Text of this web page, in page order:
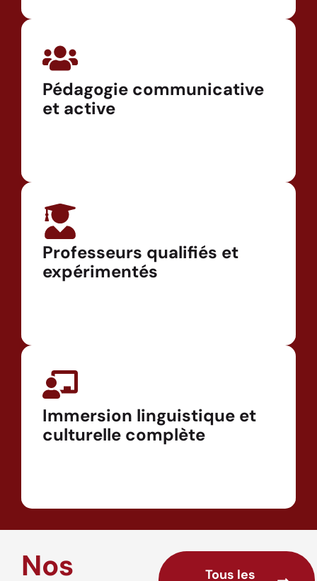
Pédagogie communicative
et active
Professeurs qualifiés et
expérimentés
Immersion linguistique et
culturelle complète
Nos Tous les